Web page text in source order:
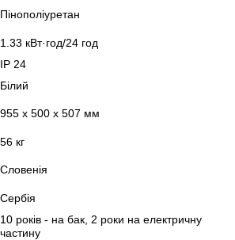
Пінополіуретан
1.33 кВт·год/24 год
IP 24
Білий
955 х 500 х 507 мм
56 кг
Словенія
Сербія
10 років - на бак, 2 роки на електричну
частину